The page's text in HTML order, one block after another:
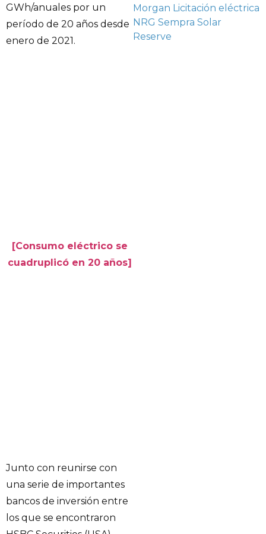
GWh/anuales por un
período de 20 años desde
enero de 2021.
[Consumo eléctrico se
cuadruplicó en 20 años]
Junto con reunirse con
una serie de importantes
bancos de inversión entre
los que se encontraron
Morgan Licitación eléctrica
NRG Sempra Solar
Reserve